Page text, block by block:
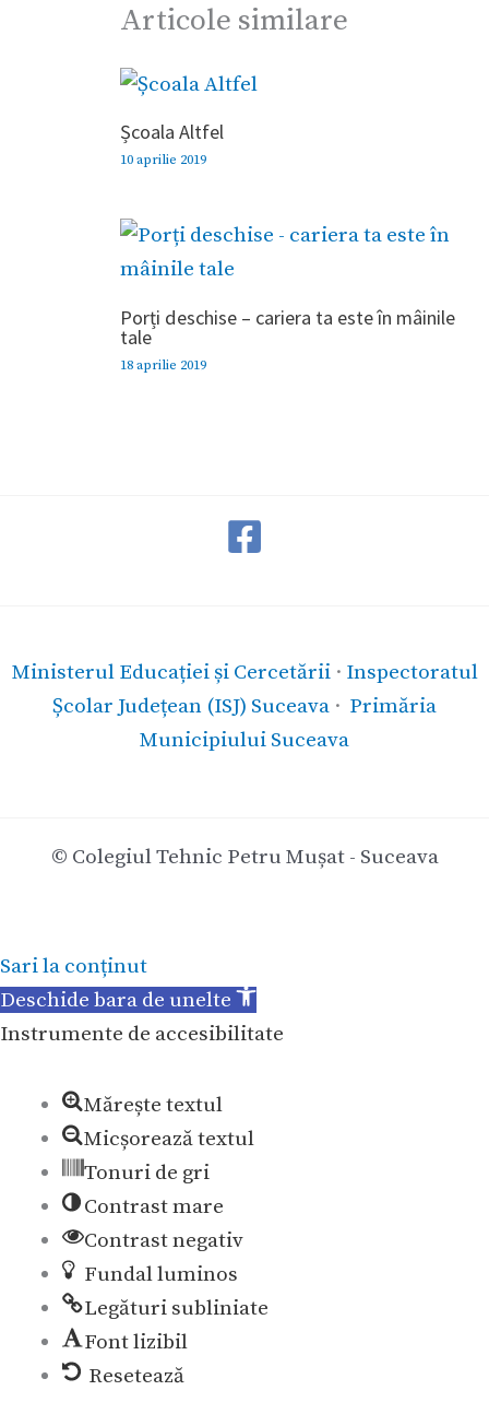
Articole similare
Școala Altfel
10 aprilie 2019
Porți deschise – cariera ta este în mâinile
tale
18 aprilie 2019
Ministerul Educației și Cercetării· Inspectoratul
Școlar Județean (ISJ) Suceava · Primăria
Municipiului Suceava
© Colegiul Tehnic Petru Mușat - Suceava
Sari la conținut
Deschide bara de unelte
Instrumente de accesibilitate
Mărește textul
Micșorează textul
Tonuri de gri
Contrast mare
Contrast negativ
Fundal luminos
Legături subliniate
Font lizibil
Resetează